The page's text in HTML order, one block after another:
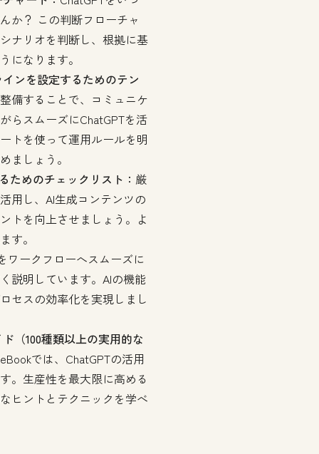
か？ この判断フローチャ
ナリオを判断し、根拠に基
になります。
ンを設定するためのテン
備することで、コミュニケ
らスムーズにChatGPTを活
トを使って運用ルールを明
ましょう。
ためのチェックリスト： 厳
用し、AI生成コンテンツの
トを向上させましょう。よ
す。
ワークフローへスムーズに
説明しています。AIの機能
セスの効率化を実現しまし
（100種類以上の実用的な
では、ChatGPTの活用
。生産性を最大限に高める
ヒントとテクニックを学べ